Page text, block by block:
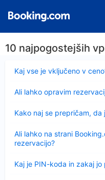
10 najpogostejših
Kaj vse je vključeno v
Ali lahko opravim
Kako naj se prepričam,
Ali lahko na strani
rezervacijo?
Kaj je PIN-koda in zakaj jo